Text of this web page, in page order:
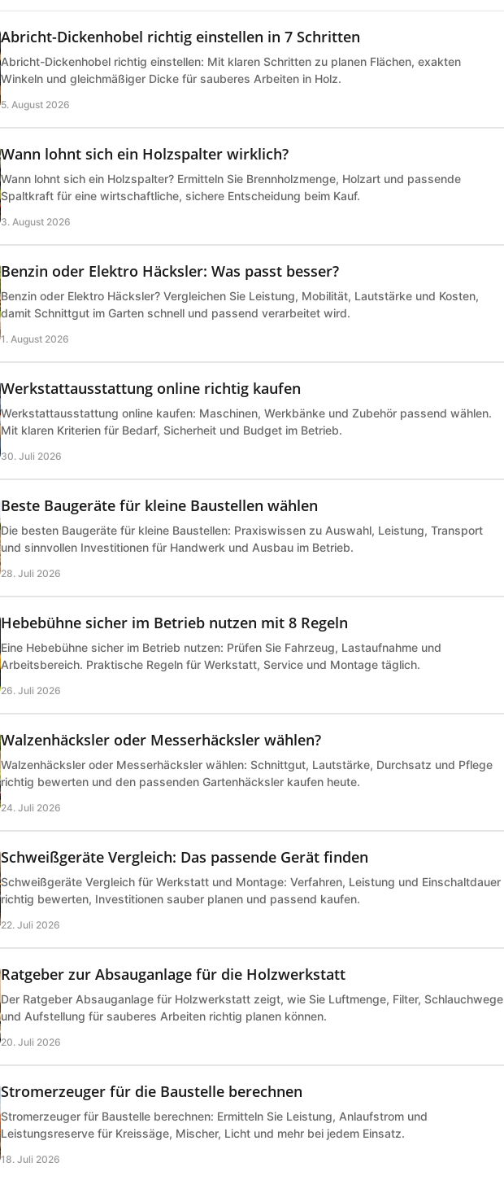
Abricht-Dickenhobel richtig einstellen in 7 Schritten
Abricht-Dickenhobel richtig einstellen: Mit klaren Schritten zu planen Flächen, exakten
Winkeln und gleichmäßiger Dicke für sauberes Arbeiten in Holz.
5. August 2026
Wann lohnt sich ein Holzspalter wirklich?
Wann lohnt sich ein Holzspalter? Ermitteln Sie Brennholzmenge, Holzart und passende
Spaltkraft für eine wirtschaftliche, sichere Entscheidung beim Kauf.
3. August 2026
Benzin oder Elektro Häcksler: Was passt besser?
Benzin oder Elektro Häcksler? Vergleichen Sie Leistung, Mobilität, Lautstärke und Kosten,
damit Schnittgut im Garten schnell und passend verarbeitet wird.
1. August 2026
Werkstattausstattung online richtig kaufen
Werkstattausstattung online kaufen: Maschinen, Werkbänke und Zubehör passend wählen.
Mit klaren Kriterien für Bedarf, Sicherheit und Budget im Betrieb.
30. Juli 2026
Beste Baugeräte für kleine Baustellen wählen
Die besten Baugeräte für kleine Baustellen: Praxiswissen zu Auswahl, Leistung, Transport
und sinnvollen Investitionen für Handwerk und Ausbau im Betrieb.
28. Juli 2026
Hebebühne sicher im Betrieb nutzen mit 8 Regeln
Eine Hebebühne sicher im Betrieb nutzen: Prüfen Sie Fahrzeug, Lastaufnahme und
Arbeitsbereich. Praktische Regeln für Werkstatt, Service und Montage täglich.
26. Juli 2026
Walzenhäcksler oder Messerhäcksler wählen?
Walzenhäcksler oder Messerhäcksler wählen: Schnittgut, Lautstärke, Durchsatz und Pflege
richtig bewerten und den passenden Gartenhäcksler kaufen heute.
24. Juli 2026
Schweißgeräte Vergleich: Das passende Gerät finden
Schweißgeräte Vergleich für Werkstatt und Montage: Verfahren, Leistung und Einschaltdauer
richtig bewerten, Investitionen sauber planen und passend kaufen.
22. Juli 2026
Ratgeber zur Absauganlage für die Holzwerkstatt
Der Ratgeber Absauganlage für Holzwerkstatt zeigt, wie Sie Luftmenge, Filter, Schlauchwege
und Aufstellung für sauberes Arbeiten richtig planen können.
20. Juli 2026
Stromerzeuger für die Baustelle berechnen
Stromerzeuger für Baustelle berechnen: Ermitteln Sie Leistung, Anlaufstrom und
Leistungsreserve für Kreissäge, Mischer, Licht und mehr bei jedem Einsatz.
18. Juli 2026